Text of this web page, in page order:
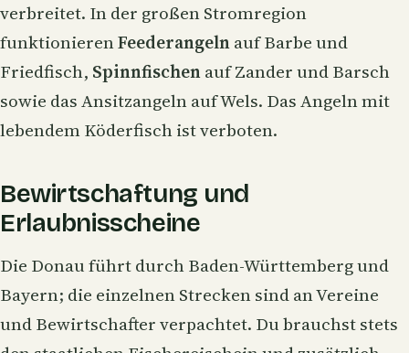
verbreitet. In der großen Stromregion
funktionierenFeederangelnauf Barbe und
Friedfisch, Spinnfischenauf Zander und Barsch
sowie das Ansitzangeln auf Wels. Das Angeln mit
lebendem Köderfisch ist verboten.
Bewirtschaftung und
Erlaubnisscheine
Die Donau führt durch Baden-Württemberg und
Bayern; die einzelnen Strecken sind an Vereine
und Bewirtschafter verpachtet. Du brauchst stets